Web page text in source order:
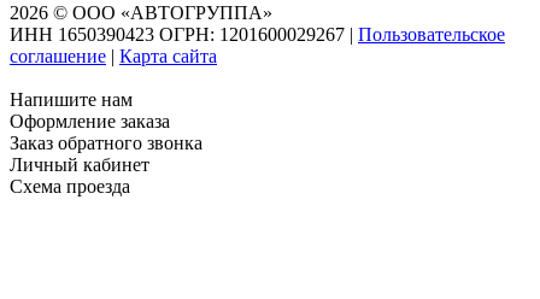
2026 © ООО «АВТОГРУППА»
ИНН 1650390423 ОГРН: 1201600029267 | Пользовательское
соглашение | Карта сайта
Напишите нам
Оформление заказа
Заказ обратного звонка
Личный кабинет
Схема проезда